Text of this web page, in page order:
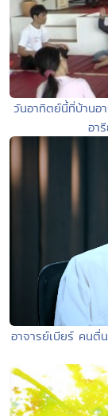
วันอาทิตย์นี้ที่บ้านอ
อา
อาจารย์เบียร์ คนตื่